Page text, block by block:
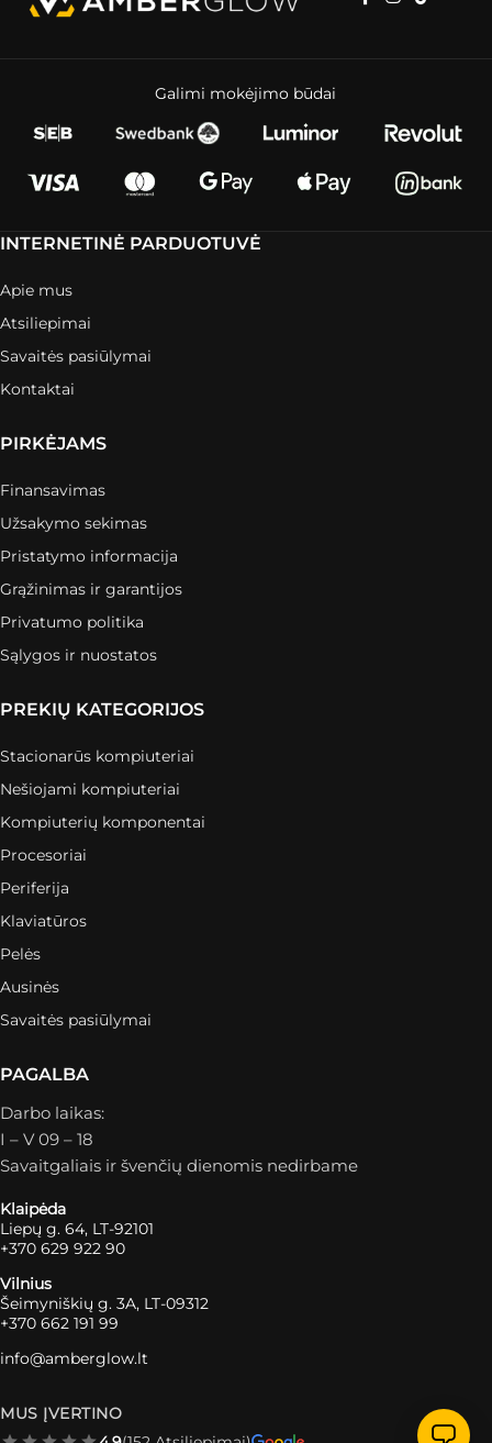
Galimi mokėjimo būdai
INTERNETINĖ PARDUOTUVĖ
Apie mus
Atsiliepimai
Savaitės pasiūlymai
Kontaktai
PIRKĖJAMS
Finansavimas
Užsakymo sekimas
Pristatymo informacija
Grąžinimas ir garantijos
Privatumo politika
Sąlygos ir nuostatos
PREKIŲ KATEGORIJOS
Stacionarūs kompiuteriai
Nešiojami kompiuteriai
Kompiuterių komponentai
Procesoriai
Periferija
Klaviatūros
Pelės
Ausinės
Savaitės pasiūlymai
PAGALBA
Darbo laikas:
I – V 09 – 18
Savaitgaliais ir švenčių dienomis nedirbame
Klaipėda
Liepų g. 64, LT-92101
+370 629 922 90
Vilnius
Šeimyniškių g. 3A, LT-09312
+370 662 191 99
info@amberglow.lt
MUS ĮVERTINO